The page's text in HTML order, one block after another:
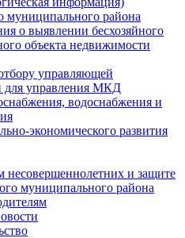
муниципального района
о выявлении бесхозяйного
объекта недвижимости
управляющей
для управления МКД
водоснабжения и
экономического развития
несовершеннолетних и защите
муниципального района